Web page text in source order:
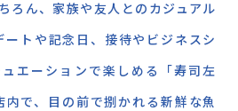
ろん、家族や友人とのカジュアル
トや記念日、接待やビジネスシ
エーションで楽しめる「寿司左
で、目の前で捌かれる新鮮な魚